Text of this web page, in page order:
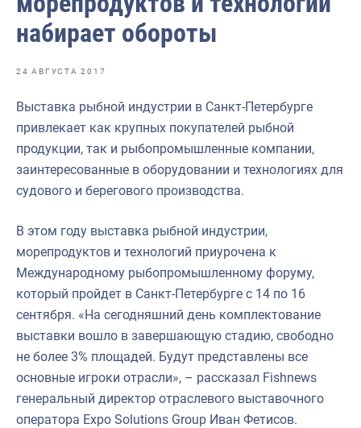
Отраслевые СМИ
Выставки и конференции
Научно-практическая литература
Рыбоохрана России
Отрасль в цифрах
Большая африканская экспедиция
Укрепление духовно-нравственных ценностей
События в России и мире
набирает обороты
24 АВГУСТА 2017
Выставка рыбной индустрии в Санкт-Петербурге
привлекает как крупных покупателей рыбной
продукции, так и рыбопромышленные компании,
заинтересованные в оборудовании и технологиях для
судового и берегового производства.
В этом году выставка рыбной индустрии,
морепродуктов и технологий приурочена к
Международному рыбопромышленному форуму,
который пройдет в Санкт-Петербурге с 14 по 16
сентября. «На сегодняшний день комплектование
выставки вошло в завершающую стадию, свободно
не более 3% площадей. Будут представлены все
основные игроки отрасли», – рассказал Fishnews
генеральный директор отраслевого выставочного
оператора Expo Solutions Group Иван Фетисов.